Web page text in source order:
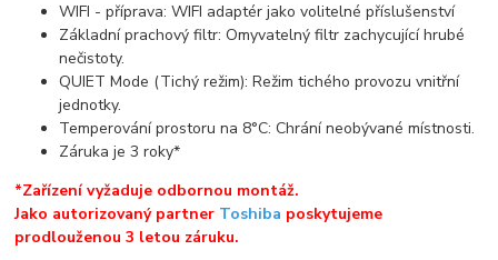
WIFI - příprava: WIFI adaptér jako volitelné příslušenství
Základní prachový filtr: Omyvatelný filtr zachycující hrubé
nečistoty.
QUIET Mode (Tichý režim): Režim tichého provozu vnitřní
jednotky.
Temperování prostoru na 8°C: Chrání neobývané místnosti.
Záruka je 3 roky*
*Zařízení vyžaduje odbornou montáž.
Jako autorizovaný partner Toshiba poskytujeme
prodlouženou 3 letou záruku.